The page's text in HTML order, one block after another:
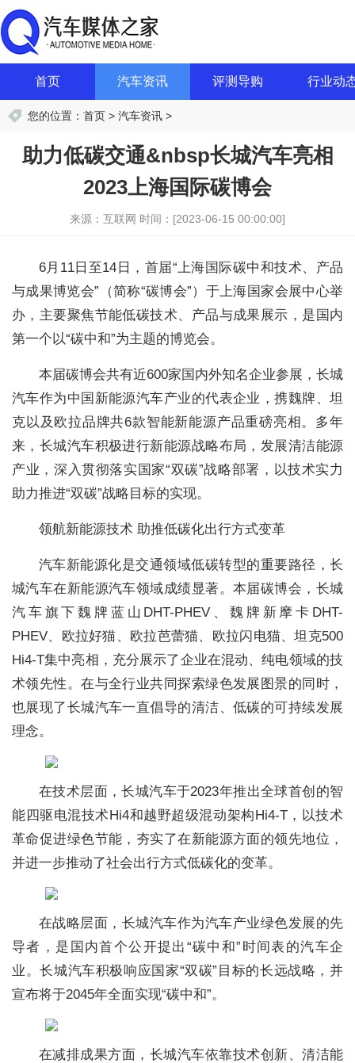
首页 汽车资讯 评测导购 行业动
您的位置： 首页 > 汽车资讯 >
助力低碳交通&nbsp长城汽车亮相
2023上海国际碳博会
来源：互联网 时间：[2023-06-15 00:00:00]
6月11日至14日，首届“上海国际碳中和技术、产品
与成果博览会”（简称“碳博会”）于上海国家会展中心举
办，主要聚焦节能低碳技术、产品与成果展示，是国内
第一个以“碳中和”为主题的博览会。
本届碳博会共有近600家国内外知名企业参展，长城
汽车作为中国新能源汽车产业的代表企业，携魏牌、坦
克以及欧拉品牌共6款智能新能源产品重磅亮相。多年
来，长城汽车积极进行新能源战略布局，发展清洁能源
产业，深入贯彻落实国家“双碳”战略部署，以技术实力
助力推进“双碳”战略目标的实现。
领航新能源技术 助推低碳化出行方式变革
汽车新能源化是交通领域低碳转型的重要路径，长
城汽车在新能源汽车领域成绩显著。本届碳博会，长城
汽车旗下魏牌蓝山DHT-PHEV、魏牌新摩卡DHT-
PHEV、欧拉好猫、欧拉芭蕾猫、欧拉闪电猫、坦克500
Hi4-T集中亮相，充分展示了企业在混动、纯电领域的技
术领先性。在与全行业共同探索绿色发展图景的同时，
也展现了长城汽车一直倡导的清洁、低碳的可持续发展
理念。
在技术层面，长城汽车于2023年推出全球首创的智
能四驱电混技术Hi4和越野超级混动架构Hi4-T，以技术
革命促进绿色节能，夯实了在新能源方面的领先地位，
并进一步推动了社会出行方式低碳化的变革。
在战略层面，长城汽车作为汽车产业绿色发展的先
导者，是国内首个公开提出“碳中和”时间表的汽车企
业。长城汽车积极响应国家“双碳”目标的长远战略，并
宣布将于2045年全面实现“碳中和”。
在减排成果方面，长城汽车依靠技术创新、清洁能